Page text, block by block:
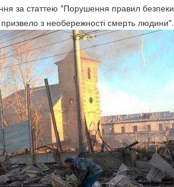
за статтею "Порушення правил
з необережності смерть людини".